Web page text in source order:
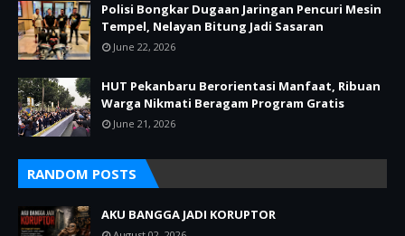
Polisi Bongkar Dugaan Jaringan Pencuri Mesin
Tempel, Nelayan Bitung Jadi Sasaran
June 22, 2026
HUT Pekanbaru Berorientasi Manfaat, Ribuan
Warga Nikmati Beragam Program Gratis
June 21, 2026
RANDOM POSTS
AKU BANGGA JADI KORUPTOR